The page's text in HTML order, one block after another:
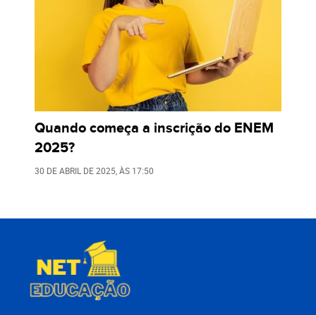
Quando começa a inscrição do ENEM
2025?
30 DE ABRIL DE 2025 , ÀS 17:50